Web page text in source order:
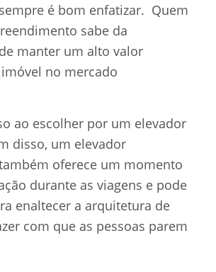
é bom enfatizar. Quem
sabe da
manter um alto valor
no mercado
ao escolher por um elevador
disso, um elevador
oferece um momento
durante as viagens e pode
enaltecer a arquitetura de
com que as pessoas parem